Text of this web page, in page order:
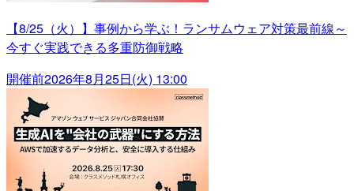
【8/25（火）】事例から学ぶ！ランサムウェア対策最前線～
今すぐ実践できる多重防御戦略
開催前2026年8月25日(火) 13:00